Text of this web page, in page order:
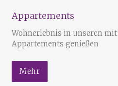
Appartements
Wohnerlebnis in unseren
Appartements genießen
Mehr